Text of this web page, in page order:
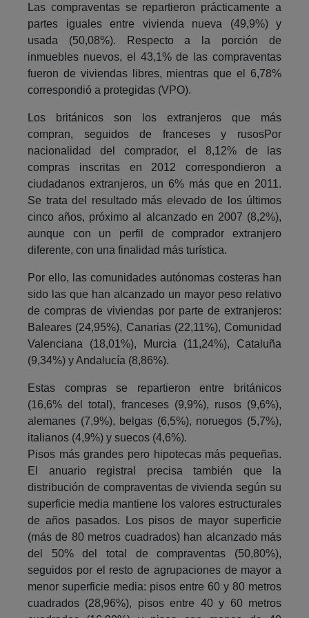
Las compraventas se repartieron prácticamente a
partes iguales entre vivienda nueva (49,9%) y
usada (50,08%). Respecto a la porción de
inmuebles nuevos, el 43,1% de las compraventas
fueron de viviendas libres, mientras que el 6,78%
correspondió a protegidas (VPO).
Los británicos son los extranjeros que más
compran, seguidos de franceses y rusosPor
nacionalidad del comprador, el 8,12% de las
compras inscritas en 2012 correspondieron a
ciudadanos extranjeros, un 6% más que en 2011.
Se trata del resultado más elevado de los últimos
cinco años, próximo al alcanzado en 2007 (8,2%),
aunque con un perfil de comprador extranjero
diferente, con una finalidad más turística.
Por ello, las comunidades autónomas costeras han
sido las que han alcanzado un mayor peso relativo
de compras de viviendas por parte de extranjeros:
Baleares (24,95%), Canarias (22,11%), Comunidad
Valenciana (18,01%), Murcia (11,24%), Cataluña
(9,34%) y Andalucía (8,86%).
Estas compras se repartieron entre británicos
(16,6% del total), franceses (9,9%), rusos (9,6%),
alemanes (7,9%), belgas (6,5%), noruegos (5,7%),
italianos (4,9%) y suecos (4,6%).
Pisos más grandes pero hipotecas más pequeñas.
El anuario registral precisa también que la
distribución de compraventas de vivienda según su
superficie media mantiene los valores estructurales
de años pasados. Los pisos de mayor superficie
(más de 80 metros cuadrados) han alcanzado más
del 50% del total de compraventas (50,80%),
seguidos por el resto de agrupaciones de mayor a
menor superficie media: pisos entre 60 y 80 metros
cuadrados (28,96%), pisos entre 40 y 60 metros